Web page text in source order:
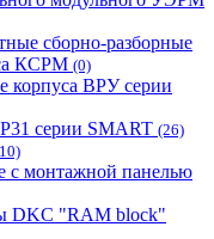
сборно-разборные
КСРМ (0)
корпуса ВРУ серии
серии SMART (26)
с монтажной панелью
DKC "RAM block"